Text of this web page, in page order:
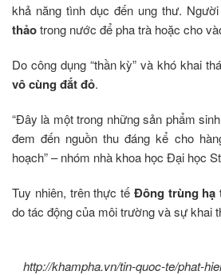
khả năng tình dục đến ung thư.
thảotrong nước để pha trà hoặc cho
Do công dụng “thần kỳ” và khó khai
vô cùng đắt đỏ.
“Đây là một trong những sản phẩm
đem đến nguồn thu đáng kể cho
hoạch” – nhóm nhà khoa học Đại học
Tuy nhiên, trên thực tế Đông trùng hạ
do tác động của môi trường và sự khai
http://khampha.vn/tin-quoc-te/phat-